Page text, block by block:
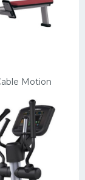
Motion